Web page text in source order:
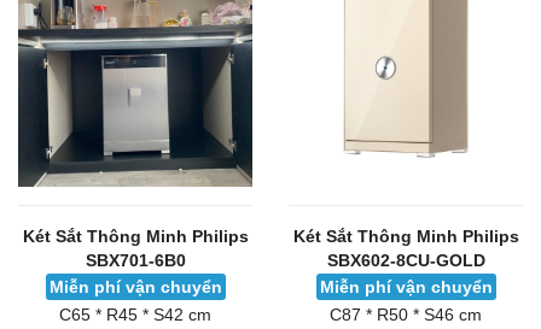
Két Sắt Thông Minh Philips
SBX701-6B0
Miễn phí vận chuyển
C65 * R45 * S42 cm
Két Sắt Thông Minh Philips
SBX602-8CU-GOLD
Miễn phí vận chuyển
C87 * R50 * S46 cm